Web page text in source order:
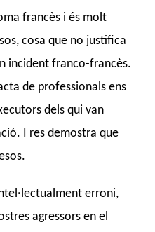
francès i és molt
cosa que no justifica
incident franco-francès.
de professionals ens
dels qui van
I res demostra que
erroni,
agressors en el